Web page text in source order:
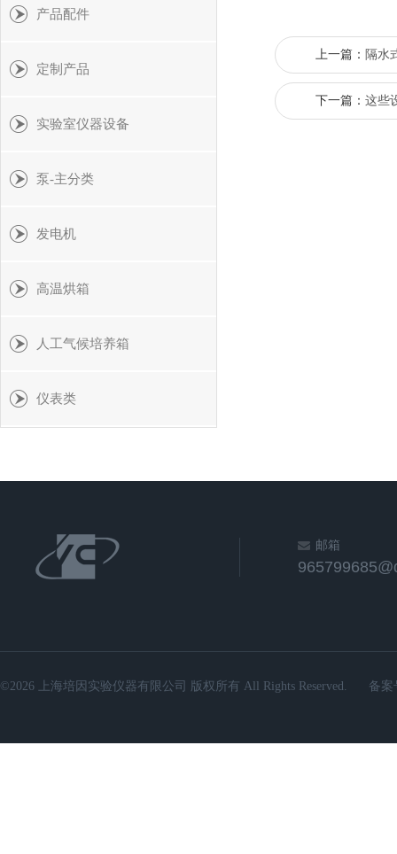
上一篇： 隔水
下一篇： 这些
产品配件
定制产品
实验室仪器设备
泵-主分类
发电机
高温烘箱
人工气候培养箱
仪表类
邮箱
©2026 上海培因实验仪器有限公司 版权所有 All Rights Reserved. 备案